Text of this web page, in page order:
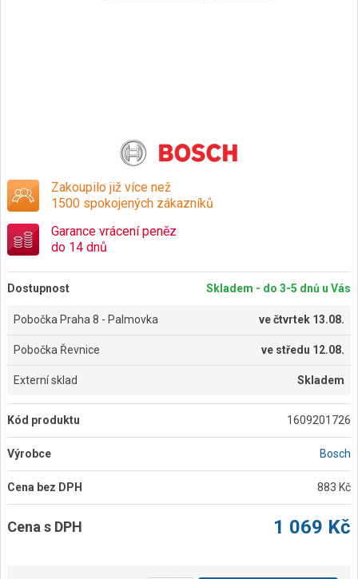
Zakoupilo již více než
1500 spokojených zákazníků
Garance vrácení peněz
do 14 dnů
Dostupnost Skladem - do 3-5 dnů u Vás
Pobočka Praha 8 - Palmovka večtvrtek 13.08.
Pobočka Řevnice ve středu 12.08.
Externí sklad Skladem
Kód produktu 1609201726
Výrobce Bosch
Cena bez DPH 883 Kč
Cena s DPH 1 069 Kč